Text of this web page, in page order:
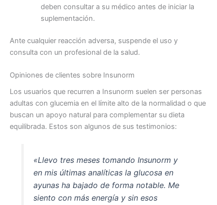
deben consultar a su médico antes de iniciar la
suplementación.
Ante cualquier reacción adversa, suspende el uso y
consulta con un profesional de la salud.
Opiniones de clientes sobre Insunorm
Los usuarios que recurren a Insunorm suelen ser personas
adultas con glucemia en el límite alto de la normalidad o que
buscan un apoyo natural para complementar su dieta
equilibrada. Estos son algunos de sus testimonios:
«Llevo tres meses tomando Insunorm y
en mis últimas analíticas la glucosa en
ayunas ha bajado de forma notable. Me
siento con más energía y sin esos